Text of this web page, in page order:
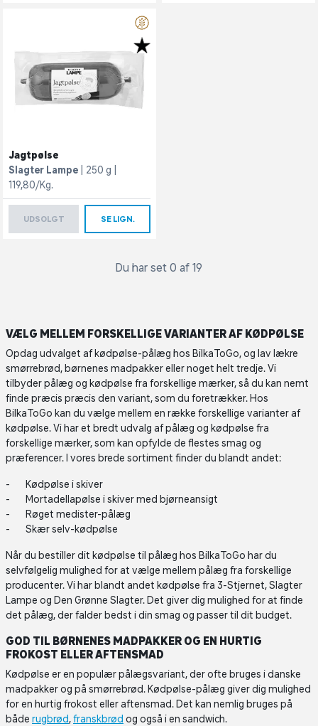
Jagtpølse
Slagter Lampe
250 g
119,80/Kg.
UDSOLGT SE LIGN.
Du har set 0 af 19
VÆLG MELLEM FORSKELLIGE VARIANTER AF KØDPØLSE
Opdag udvalget af kødpølse-pålæg hos BilkaToGo, og lav lækre
smørrebrød, børnenes madpakker eller noget helt tredje. Vi
tilbyder pålæg og kødpølse fra forskellige mærker, så du kan nemt
finde præcis præcis den variant, som du foretrækker. Hos
BilkaToGo kan du vælge mellem en række forskellige varianter af
kødpølse. Vi har et bredt udvalg af pålæg og kødpølse fra
forskellige mærker, som kan opfylde de flestes smag og
præferencer. I vores brede sortiment finder du blandt andet:
Kødpølse i skiver
Mortadellapølse i skiver med bjørneansigt
Røget medister-pålæg
Skær selv-kødpølse
Når du bestiller dit kødpølse til pålæg hos BilkaToGo har du
selvfølgelig mulighed for at vælge mellem pålæg fra forskellige
producenter. Vi har blandt andet kødpølse fra 3-Stjernet, Slagter
Lampe og Den Grønne Slagter. Det giver dig mulighed for at finde
det pålæg, der falder bedst i din smag og passer til dit budget.
GOD TIL BØRNENES MADPAKKER OG EN HURTIG
FROKOST ELLER AFTENSMAD
Kødpølse er en populær pålægsvariant, der ofte bruges i danske
madpakker og på smørrebrød. Kødpølse-pålæg giver dig mulighed
for en hurtig frokost eller aftensmad. Det kan nemlig bruges på
både rugbrød,franskbrød og også i en sandwich.